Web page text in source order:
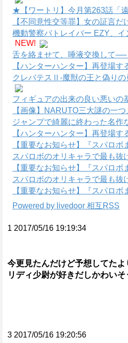
★【ワートリ】今月第263話「
【不同意性交等罪】女の証言
機動警察パトレイバー EZY、
NEW!
舌を絡ませて、唾液交換して
【ハンターハンター】再登場す
クレバテスⅡ-魔獣の王と偽り
フィギュアの出来の良い悪いの
【画像】NARUTO三大謎の一
ジャンプで綺麗に終わった名作
【ハンターハンター】再登場す
【重要なお知らせ】『スパロ
スパロボのオリキャラで最も抜
【重要なお知らせ】『スパロ
スパロボのオリキャラで最も抜
【重要なお知らせ】『スパロ
Powered by livedoor 相互RSS
1 2017/05/16 19:19:34
今更見たんだけど予想してた
リディ少尉が好きだしかわいそ
3 2017/05/16 19:20:56